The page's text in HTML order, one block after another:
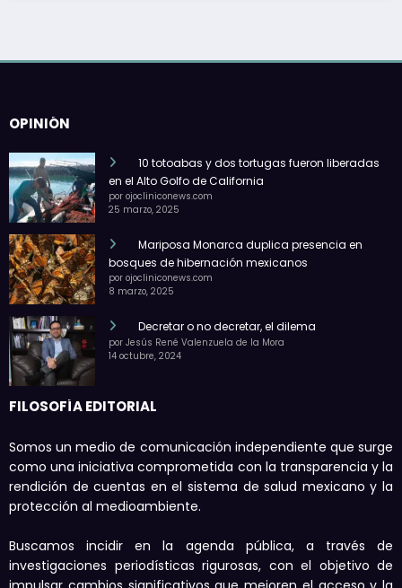
OPINIÓN
10 totoabas y dos tortugas fueron liberadas
en el Alto Golfo de California
por ojocliniconews.com
25 marzo, 2025
Mariposa Monarca duplica presencia en
bosques de hibernación mexicanos
por ojocliniconews.com
8 marzo, 2025
Decretar o no decretar, el dilema
por Jesús René Valenzuela de la Mora
14 octubre, 2024
FILOSOFÍA EDITORIAL
Somos un medio de comunicación independiente que surge
como una iniciativa comprometida con la transparencia y la
rendición de cuentas en el sistema de salud mexicano y la
protección al medioambiente.
Buscamos incidir en la agenda pública, a través de
investigaciones periodísticas rigurosas, con el objetivo de